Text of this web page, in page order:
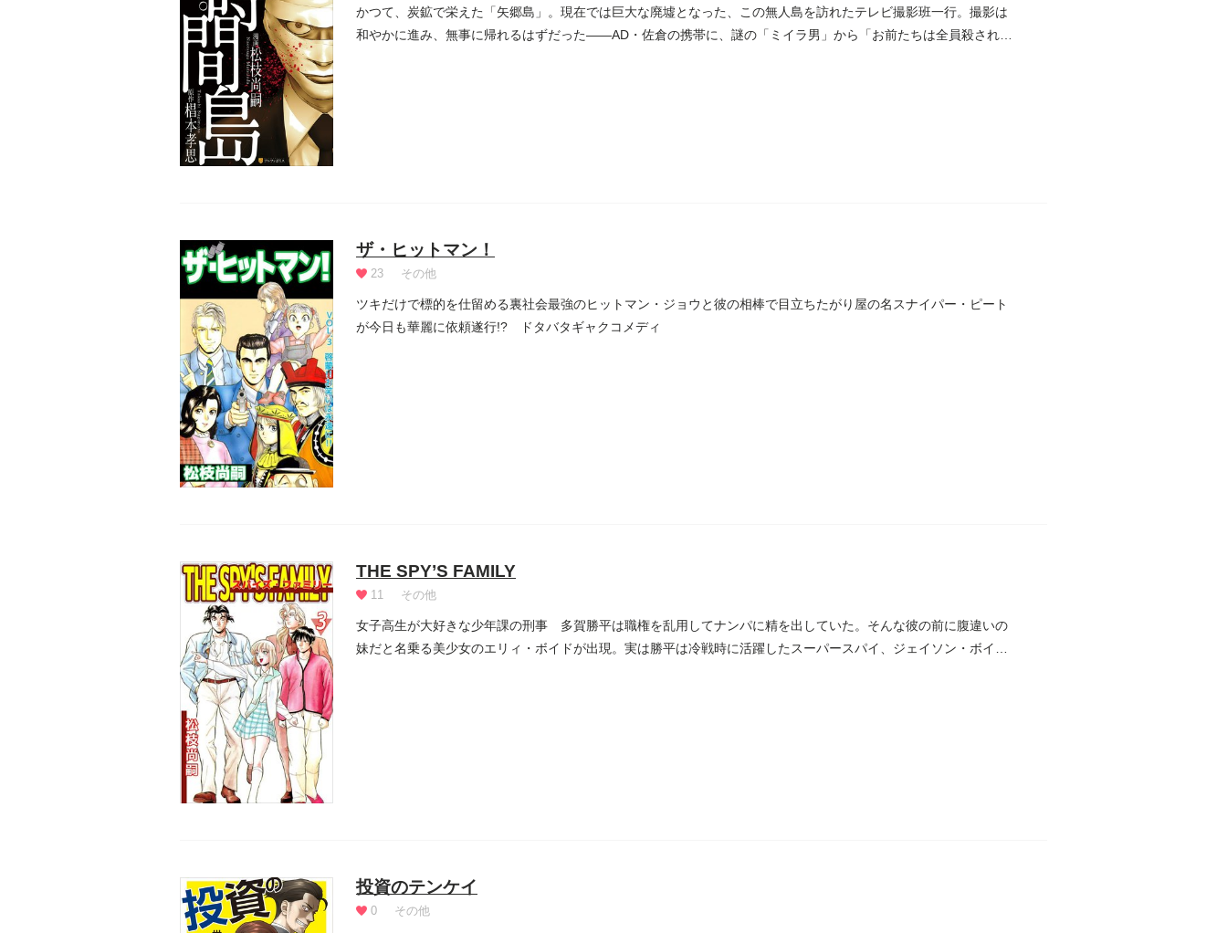
かつて、炭鉱で栄えた「矢郷島」。現在では巨大な廃墟となった、この無人島を訪れたテレビ撮影班一行。撮影は
和やかに進み、無事に帰れるはずだった――AD・佐倉の携帯に、謎の「ミイラ男」から「お前たちは全員殺され
ザ・ヒットマン！
23 その他
ツキだけで標的を仕留める裏社会最強のヒットマン・ジョウと彼の相棒で目立ちたがり屋の名スナイパー・ピート
が今日も華麗に依頼遂行!? ドタバタギャクコメディ
THE SPY’S FAMILY
11 その他
女子高生が大好きな少年課の刑事 多賀勝平は職権を乱用してナンパに精を出していた。そんな彼の前に腹違いの
妹だと名乗る美少女のエリィ・ボイドが出現。実は勝平は冷戦時に活躍したスーパースパイ、ジェイソン・ボイド
投資のテンケイ
0 その他